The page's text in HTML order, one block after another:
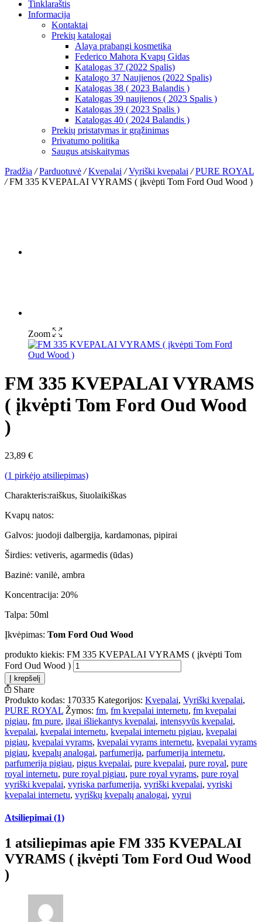
Tinklaraštis
Informacija
Kontaktai
Prekių katalogai
Alaya prabangi kosmetika
Federico Mahora Kvapų Gidas
Katalogas 37 (2022 Spalis)
Katalogo 37 Naujienos (2022 Spalis)
Katalogas 38 ( 2023 Balandis )
Katalogas 39 naujienos ( 2023 Spalis )
Katalogas 39 ( 2023 Spalis )
Katalogas 40 ( 2024 Balandis )
Prekių pristatymas ir grąžinimas
Privatumo politika
Saugus atsiskaitymas
Pradžia / Parduotuvė / Kvepalai / Vyriški kvepalai / PURE ROYAL
/FM 335 KVEPALAI VYRAMS ( įkvėpti Tom Ford Oud Wood )
Zoom
FM 335 KVEPALAI VYRAMS
( įkvėpti Tom Ford Oud Wood
)
23,89 €
(1 pirkėjo atsiliepimas)
Charakteris:raiškus, šiuolaikiškas
Kvapų natos:
Galvos: juodoji dalbergija, kardamonas, pipirai
Širdies: vetiveris, agarmedis (ūdas)
Bazinė: vanilė, ambra
Koncentracija: 20%
Talpa: 50ml
Įkvėpimas: Tom Ford Oud Wood
produkto kiekis: FM 335 KVEPALAI VYRAMS ( įkvėpti Tom
Ford Oud Wood )
Į krepšelį
Share
Produkto kodas: 170335 Kategorijos: Kvepalai, Vyriški kvepalai,
PURE ROYAL Žymos: fm, fm kvepalai internetu, fm kvepalai
pigiau, fm pure, ilgai išliekantys kvepalai, intensyvūs kvepalai,
kvepalai, kvepalai internetu, kvepalai internetu pigiau, kvepalai
pigiau, kvepalai vyrams, kvepalai vyrams internetu, kvepalai vyrams
pigiau, kvepalų analogai, parfumerija, parfumerija internetu,
parfumerija pigiau, pigus kvepalai, pure kvepalai, pure royal, pure
royal internetu, pure royal pigiau, pure royal vyrams, pure royal
vyriški kvepalai, vyriska parfumerija, vyriški kvepalai, vyriski
kvepalai internetu, vyriškų kvepalų analogai, vyrui
Atsiliepimai (1)
1 atsiliepimas apie FM 335 KVEPALAI
VYRAMS ( įkvėpti Tom Ford Oud Wood
)